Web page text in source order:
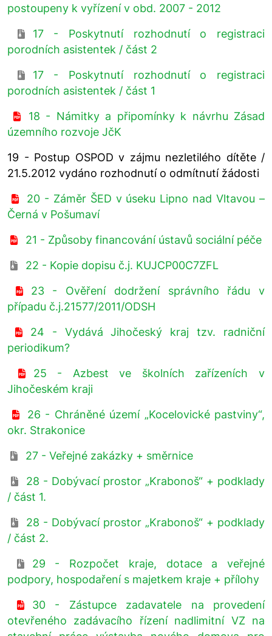
postoupeny k vyřízení v obd. 2007 - 2012
17 - Poskytnutí rozhodnutí o registraci
porodních asistentek / část 2
17 - Poskytnutí rozhodnutí o registraci
porodních asistentek / část 1
18 - Námitky a připomínky k návrhu Zásad
územního rozvoje JčK
19 - Postup OSPOD v zájmu nezletilého dítěte /
21.5.2012 vydáno rozhodnutí o odmítnutí žádosti
20 - Záměr ŠED v úseku Lipno nad Vltavou –
Černá v Pošumaví
21 - Způsoby financování ústavů sociální péče
22 - Kopie dopisu č.j. KUJCP00C7ZFL
23 - Ověření dodržení správního řádu v
případu č.j.21577/2011/ODSH
24 - Vydává Jihočeský kraj tzv. radniční
periodikum?
25 - Azbest ve školních zařízeních v
Jihočeském kraji
26 - Chráněné území „Kocelovické pastviny“,
okr. Strakonice
27 - Veřejné zakázky + směrnice
28 - Dobývací prostor „Krabonoš“ + podklady
/ část 1.
28 - Dobývací prostor „Krabonoš“ + podklady
/ část 2.
29 - Rozpočet kraje, dotace a veřejné
podpory, hospodaření s majetkem kraje + přílohy
30 - Zástupce zadavatele na provedení
otevřeného zadávacího řízení nadlimitní VZ na